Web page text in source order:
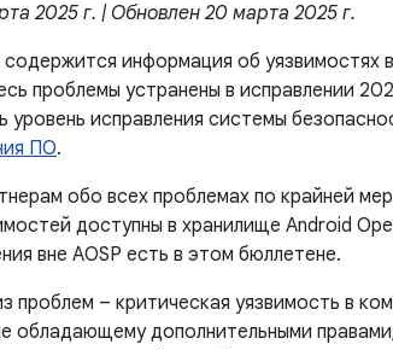
2025 г. | Обновлен 20 марта 2025 г.
информация об уязвимостях
проблемы устранены в исправлении
уровень исправления системы
ПО.
обо всех проблемах по крайней
доступны в хранилище Android
вне AOSP есть в этом бюллетене.
проблем – критическая уязвимость в
обладающему дополнительными